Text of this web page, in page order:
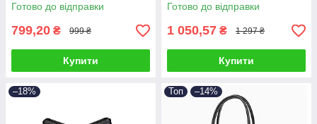
Готово до відправки
799,20 ₴ 999 ₴
Купити
Готово до відправки
1 050,57 ₴ 1 297 ₴
Купити
–18% Топ –14%